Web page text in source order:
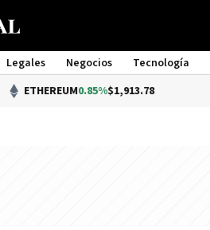
Legales Negocios Tecnología
0.85%$1,913.78